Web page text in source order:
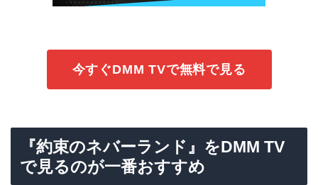
今すぐDMM TVで無料で見る
『約束のネバーランド』をDMM TV
で見るのが一番おすすめ